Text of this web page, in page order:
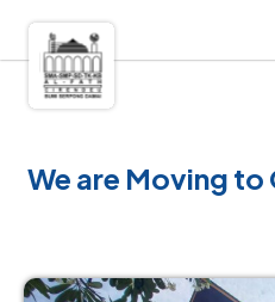
We are Moving to